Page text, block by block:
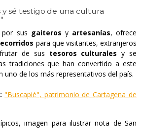
y sé testigo de una cultura
"
sus gaiteros y artesanías, ofrece
para que visitantes, extranjeros
de sus tesoros culturales y se
tradiciones que han convertido a este
uno de los más representativos del país.
"Buscapié", patrimonio de Cartagena de